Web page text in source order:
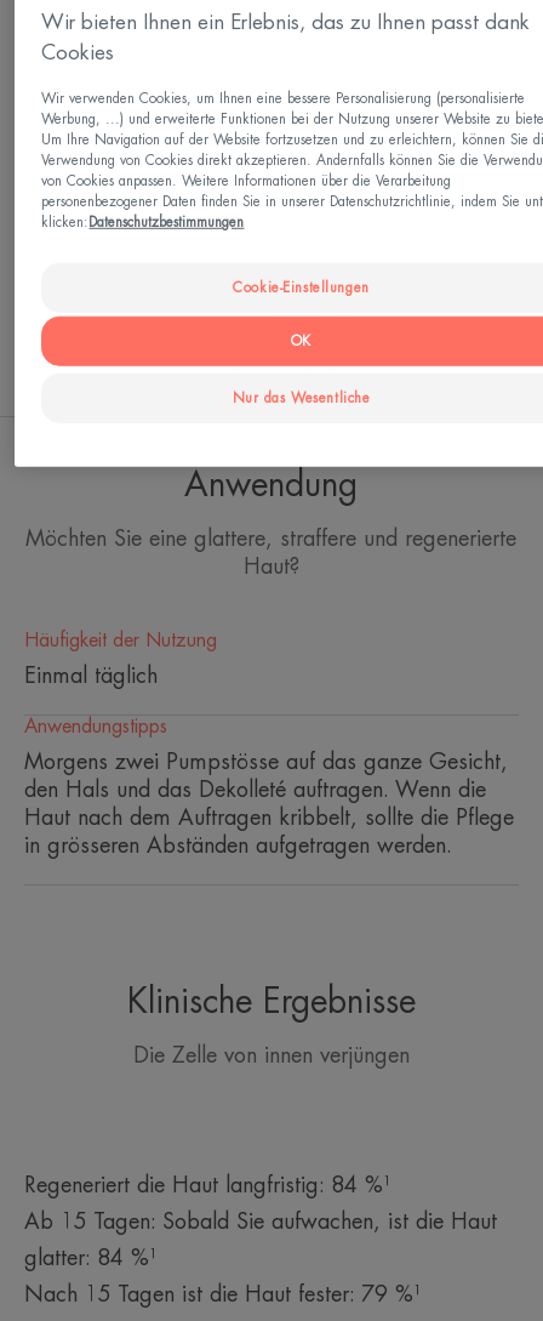
Alterungszellen verbreiten sich und die Haut
Laboratorien von Avène haben die HYALURON
ACTIV B3 Nachtcreme entwickelt, die
Retinaldehyd, reine Hyaluronsäure, Haritaki-Extrakt
und Niacinamid enthält, um die Ursache der
der Zellen zu verlängern*. Nach dem Aufwachen
ist die Haut glatter. Nach 2 Wochen wird sie
repariert, straffer und Falten werden gemindert**.
Das Retinaldehyd hat etwas mit seiner leicht
Die HYALURON ACTIV B3 multi-intensive
Hautpflegeprodukt, das zu 97 % aus natürlichen
in einem praktischen und sicheren Pumpbehälter.
• FÜLLT selbst tiefe Falten auf**.
• REPARIERT und entspannt die Haut nach nur
einer Anwendung***.
• FESTIGT langfristig***.
Anwendung
Möchten Sie eine glattere, straffere und regenerierte
Haut?
Häufigkeit der Nutzung
Einmal täglich
Anwendungstipps
Morgens zwei Pumpstösse auf das ganze Gesicht,
den Hals und das Dekolleté auftragen. Wenn die
Haut nach dem Auftragen kribbelt, sollte die Pflege
in grösseren Abständen aufgetragen werden.
Klinische Ergebnisse
Die Zelle von innen verjüngen
Regeneriert die Haut langfristig: 84 %¹
Ab 15 Tagen: Sobald Sie aufwachen, ist die Haut
glatter: 84 %¹
Nach 15 Tagen ist die Haut fester: 79 %¹
Wir bieten Ihnen ein Erlebnis, das zu Ihnen passt dank
Cookies
Wir verwenden Cookies, um Ihnen eine bessere Personalisierung (personalisierte
Werbung, ...) und erweiterte Funktionen bei der Nutzung unserer Website zu
Um Ihre Navigation auf der Website fortzusetzen und zu erleichtern, können Sie
Verwendung von Cookies direkt akzeptieren. Andernfalls können Sie die
von Cookies anpassen. Weitere Informationen über die Verarbeitung
personenbezogener Daten finden Sie in unserer Datenschutzrichtlinie, indem Sie
klicken: Datenschutzbestimmungen
Cookie-Einstellungen
Nur das Wesentliche
OK